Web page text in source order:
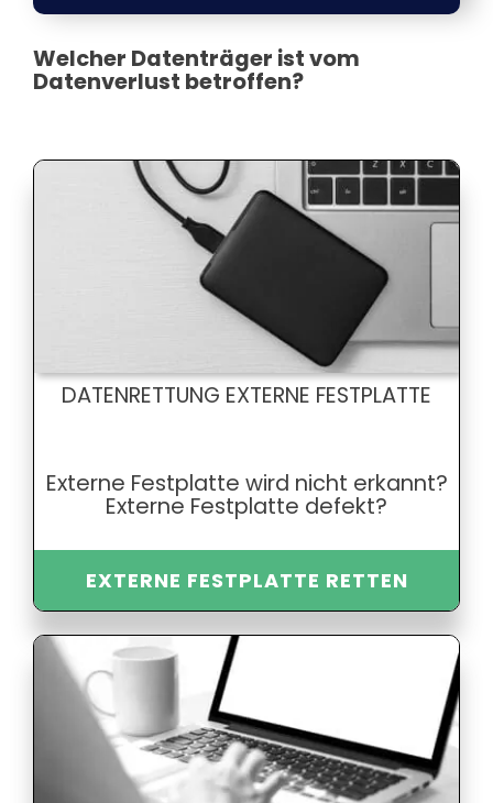
Welcher Datenträger ist vom
Datenverlust betroffen?
DATENRETTUNG EXTERNE FESTPLATTE
Externe Festplatte wird nicht erkannt?
Externe Festplatte defekt?
EXTERNE FESTPLATTE RETTEN